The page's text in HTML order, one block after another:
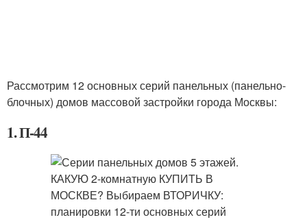
Рассмотрим 12 основных серий панельных (панельно-
блочных) домов массовой застройки города Москвы:
1. П-44